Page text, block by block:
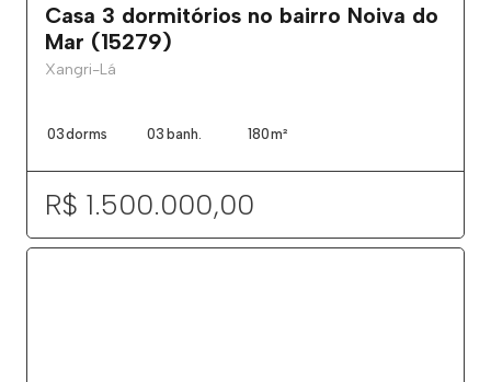
Casa 3 dormitórios no bairro Noiva do
Mar (15279)
Xangri-Lá
03dorms 03 banh. 180m²
R$ 1.500.000,00